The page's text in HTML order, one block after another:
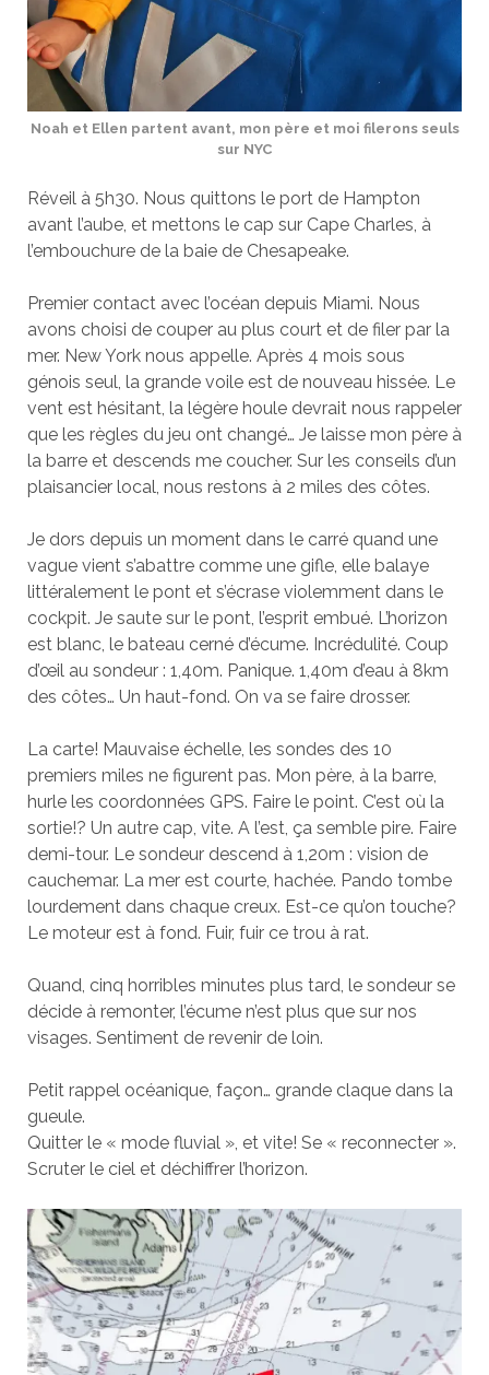
Noah et Ellen partent avant, mon père et moi filerons seuls
sur NYC
Réveil à 5h30. Nous quittons le port de Hampton
avant l’aube, et mettons le cap sur Cape Charles, à
l’embouchure de la baie de Chesapeake.
Premier contact avec l’océan depuis Miami. Nous
avons choisi de couper au plus court et de filer par la
mer. New York nous appelle. Après 4 mois sous
génois seul, la grande voile est de nouveau hissée. Le
vent est hésitant, la légère houle devrait nous rappeler
que les règles du jeu ont changé… Je laisse mon père à
la barre et descends me coucher. Sur les conseils d’un
plaisancier local, nous restons à 2 miles des côtes.
Je dors depuis un moment dans le carré quand une
vague vient s’abattre comme une gifle, elle balaye
littéralement le pont et s’écrase violemment dans le
cockpit. Je saute sur le pont, l’esprit embué. L’horizon
est blanc, le bateau cerné d’écume. Incrédulité. Coup
d’œil au sondeur : 1,40m. Panique. 1,40m d’eau à 8km
des côtes… Un haut-fond. On va se faire drosser.
La carte! Mauvaise échelle, les sondes des 10
premiers miles ne figurent pas. Mon père, à la barre,
hurle les coordonnées GPS. Faire le point. C’est où la
sortie!? Un autre cap, vite. A l’est, ça semble pire. Faire
demi-tour. Le sondeur descend à 1,20m : vision de
cauchemar. La mer est courte, hachée. Pando tombe
lourdement dans chaque creux. Est-ce qu’on touche?
Le moteur est à fond. Fuir, fuir ce trou à rat.
Quand, cinq horribles minutes plus tard, le sondeur se
décide à remonter, l’écume n’est plus que sur nos
visages. Sentiment de revenir de loin.
Petit rappel océanique, façon… grande claque dans la
gueule.
Quitter le « mode fluvial », et vite! Se « reconnecter ».
Scruter le ciel et déchiffrer l’horizon.